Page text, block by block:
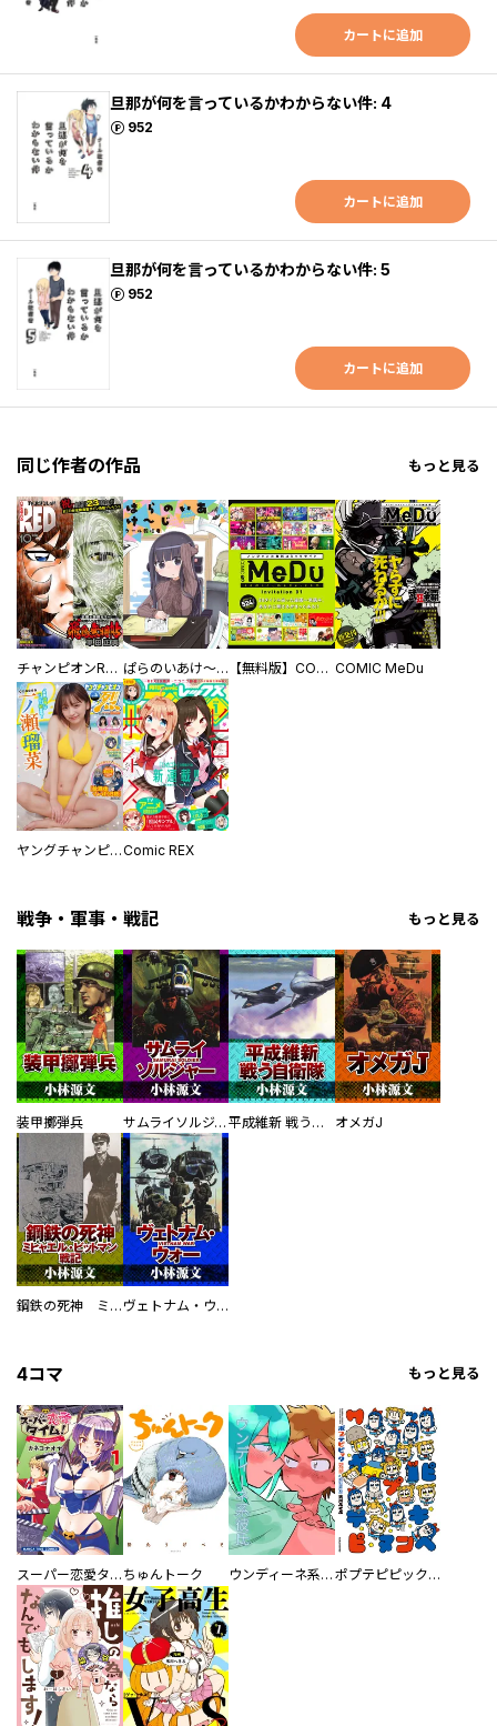
カートに追加
旦那が何を言っているかわからない件: 4
952
ポイント
カートに追加
旦那が何を言っているかわからない件: 5
952
ポイント
カートに追加
同じ作者の作品 もっと見る
チャンピオンRED ぱらのいあけ～じ 【無料版】COMIC MeDu Invitation COMIC MeDu
ヤングチャンピオン烈Comic REX
戦争・軍事・戦記 もっと見る
装甲擲弾兵 サムライソルジャー SAMURAI SOLDIER 平成維新 戦う自衛隊 オメガJ
鋼鉄の死神 ミヒャエル・ビットマン戦記 ヴェトナム・ウォー VIETNAM WAR
4コマ もっと見る
スーパー恋愛タイム！～現場でドＳな彼女は自宅でデレる～ ちゅんトーク ウンディーネ系彼氏 ポプテピピック SEASON EIGHT